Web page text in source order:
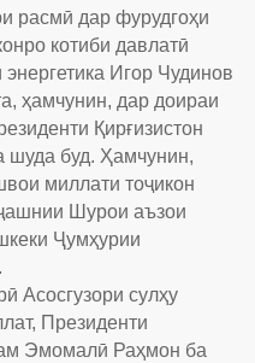
расмӣ дар фурудгоҳи
котиби давлатӣ
Игор Чудинов
ҳамчунин, дар доираи
Қирғизистон
шуда буд. Ҳамчунин,
миллати тоҷикон
Шурои аъзои
Ҷумҳурии
Асосгузори сулҳу
Президенти
Эмомалӣ Раҳмон ба